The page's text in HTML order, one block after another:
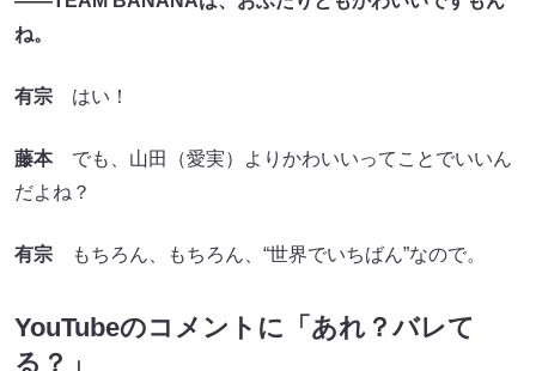
ね。
有宗 はい！
藤本でも、山田（愛実）よりかわいいってことでいいん
だよね？
有宗 もちろん、もちろん、“世界でいちばん”なので。
YouTubeのコメントに「あれ？バレて
る？」